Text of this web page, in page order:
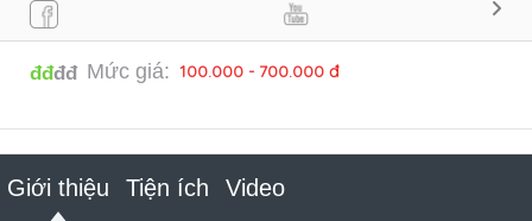
đđđđ Mức giá: 100.000 - 700.000 đ
Giới thiệu Tiện ích Video